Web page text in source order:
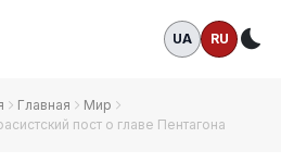
UA RU
Главная
Мир
пост о главе Пентагона